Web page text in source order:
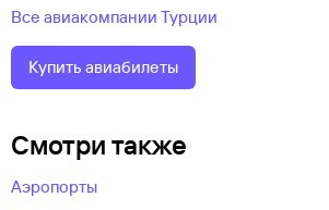
Все авиакомпании Турции
Купить авиабилеты
Смотри также
Аэропорты